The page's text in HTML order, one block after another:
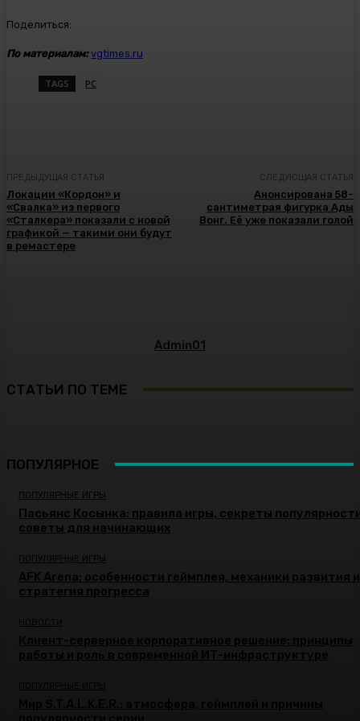
Поделиться:
По материалам: vgtimes.ru
TAGS PC
ПРЕДЫДУЩАЯ СТАТЬЯ
Локации «Кордон» и
«Свалка» из первого
«Сталкера» показали с новой
графикой — такими они будут
в ремастере
СЛЕДУЮЩАЯ СТАТЬЯ
Анонсирована 58-
сантиметрая фигурка Ады
Вонг. Её уже показали голой
Admin01
СТАТЬИ ПО ТЕМЕ
ПОПУЛЯРНОЕ
ПОПУЛЯРНЫЕ ИГРЫ
Пасьянс Косынка: правила игры, секреты
советы для начинающих
ПОПУЛЯРНЫЕ ИГРЫ
AFK Arena: особенности геймплея, механики развития и
стратегия прогресса
НОВОСТИ